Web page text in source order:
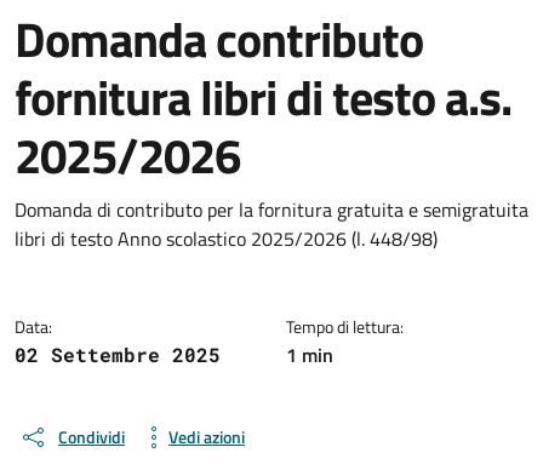
Domanda contributo
fornitura libri di testo a.s.
2025/2026
Dettagli del documento
Domanda di contributo per la fornitura gratuita e semigratuita
libri di testo Anno scolastico 2025/2026 (l. 448/98)
Data:
02 Settembre 2025
Tempo di lettura:
1 min
Condividi Vedi azioni